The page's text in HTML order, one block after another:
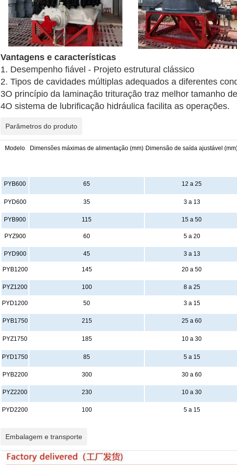
Vantagens e características
1. Desempenho fiável - Projeto estrutural clássico
2. Tipos de cavidades múltiplas adequados a diferentes
3O princípio da laminação trituração traz melhor tamanho
4O sistema de lubrificação hidráulica facilita as operações.
Parâmetros do produto
Modelo Dimensões máximas de alimentação (mm) Dimensão de saída ajustável
PYB600 65 12 a 25
PYD600 35 3 a 13
PYB900 115 15 a 50
PYZ900 60 5 a 20
PYD900 45 3 a 13
PYB1200 145 20 a 50
PYZ1200 100 8 a 25
PYD1200 50 3 a 15
PYB1750 215 25 a 60
PYZ1750 185 10 a 30
PYD1750 85 5 a 15
PYB2200 300 30 a 60
PYZ2200 230 10 a 30
PYD2200 100 5 a 15
Embalagem e transporte